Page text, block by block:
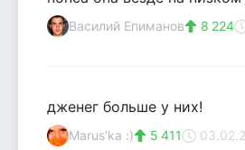
Василий Епиманов 8 224
дженег больше у них!
Marus'ka :) 5 411